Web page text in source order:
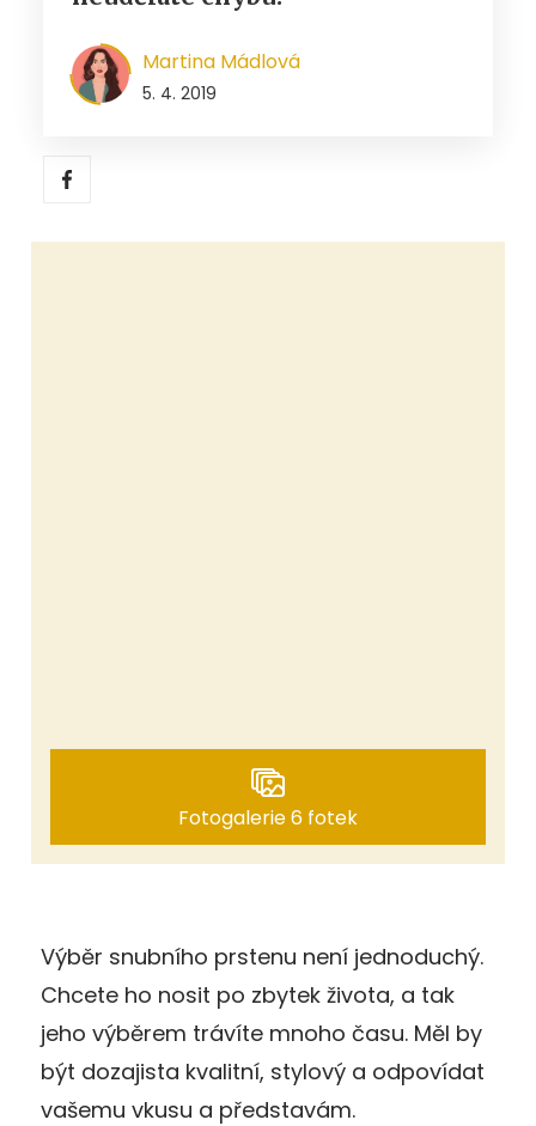
Martina Mádlová
5. 4. 2019
Fotogalerie 6 fotek
Výběr snubního prstenu není jednoduchý.
Chcete ho nosit po zbytek života, a tak
jeho výběrem trávíte mnoho času. Měl by
být dozajista kvalitní, stylový a odpovídat
vašemu vkusu a představám.